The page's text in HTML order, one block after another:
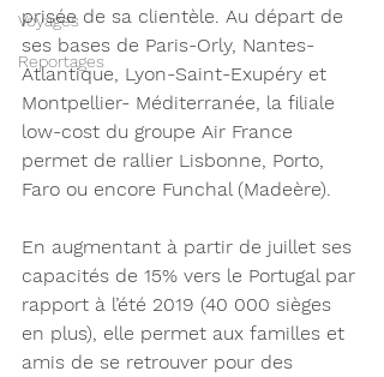
Voyages
Reportages
prisée de sa clientèle. Au départ de
ses bases de Paris-Orly, Nantes-
Atlantique, Lyon-Saint-Exupéry et
Montpellier- Méditerranée, la filiale
low-cost du groupe Air France
permet de rallier Lisbonne, Porto,
Faro ou encore Funchal (Madeère).
En augmentant à partir de juillet ses
capacités de 15% vers le Portugal par
rapport à l’été 2019 (40 000 sièges
en plus), elle permet aux familles et
amis de se retrouver pour des